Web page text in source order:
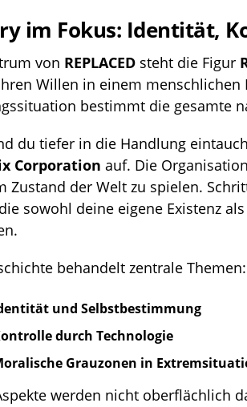
im Fokus: Identität,
von REPLACED steht die Figur
Willen in einem menschlichen
bestimmt die gesamte
du tiefer in die Handlung
Corporation auf. Die
Zustand der Welt zu spielen.
sowohl deine eigene Existenz
behandelt zentrale Themen:
und Selbstbestimmung
durch Technologie
Grauzonen in
werden nicht oberflächlich